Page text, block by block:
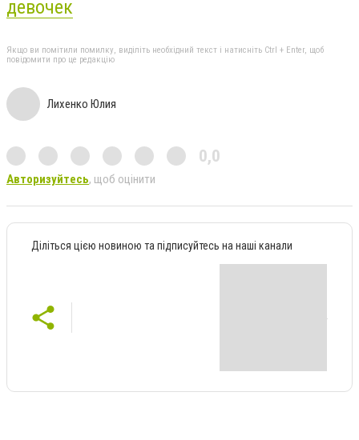
девочек
Якщо ви помітили помилку, виділіть необхідний текст і натисніть Ctrl + Enter, щоб
повідомити про це редакцію
Лихенко Юлия
0,0
Авторизуйтесь, щоб оцінити
Діліться цією новиною та підписуйтесь на наші канали